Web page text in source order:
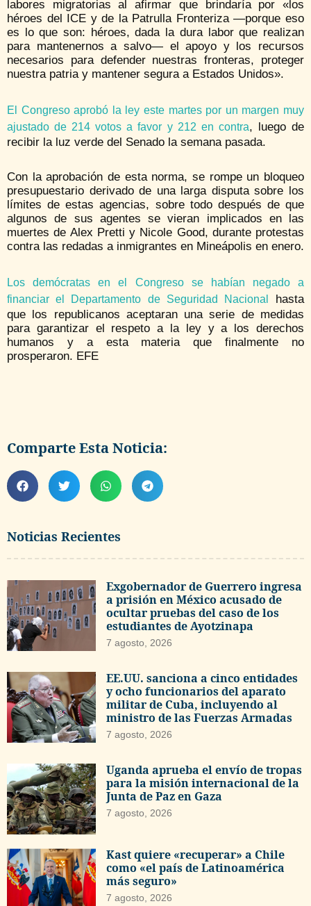
Noticias Recientes
Exgobernador de Guerrero ingresa
a prisión en México acusado de
ocultar pruebas del caso de los
estudiantes de Ayotzinapa
7 agosto, 2026
EE.UU. sanciona a cinco entidades
y ocho funcionarios del aparato
militar de Cuba, incluyendo al
ministro de las Fuerzas Armadas
7 agosto, 2026
Uganda aprueba el envío de tropas
para la misión internacional de la
Junta de Paz en Gaza
7 agosto, 2026
Kast quiere «recuperar» a Chile
como «el país de Latinoamérica
más seguro»
7 agosto, 2026
labores migratorias al afirmar que brindaría por «los
héroes del ICE y de la Patrulla Fronteriza —porque eso
es lo que son: héroes, dada la dura labor que realizan
para mantenernos a salvo— el apoyo y los recursos
necesarios para defender nuestras fronteras, proteger
nuestra patria y mantener segura a Estados Unidos».
El Congreso aprobó la ley este martes por un margen muy
ajustado de 214 votos a favor y 212 en contra, luego de
recibir la luz verde del Senado la semana pasada.
Con la aprobación de esta norma, se rompe un bloqueo
presupuestario derivado de una larga disputa sobre los
límites de estas agencias, sobre todo después de que
algunos de sus agentes se vieran implicados en las
muertes de Alex Pretti y Nicole Good, durante protestas
contra las redadas a inmigrantes en Mineápolis en enero.
Los demócratas en el Congreso se habían negado a
financiar el Departamento de Seguridad Nacional
hasta
que los republicanos aceptaran una serie de medidas
para garantizar el respeto a la ley y a los derechos
humanos y a esta materia que finalmente no
prosperaron. EFE
Comparte Esta Noticia: